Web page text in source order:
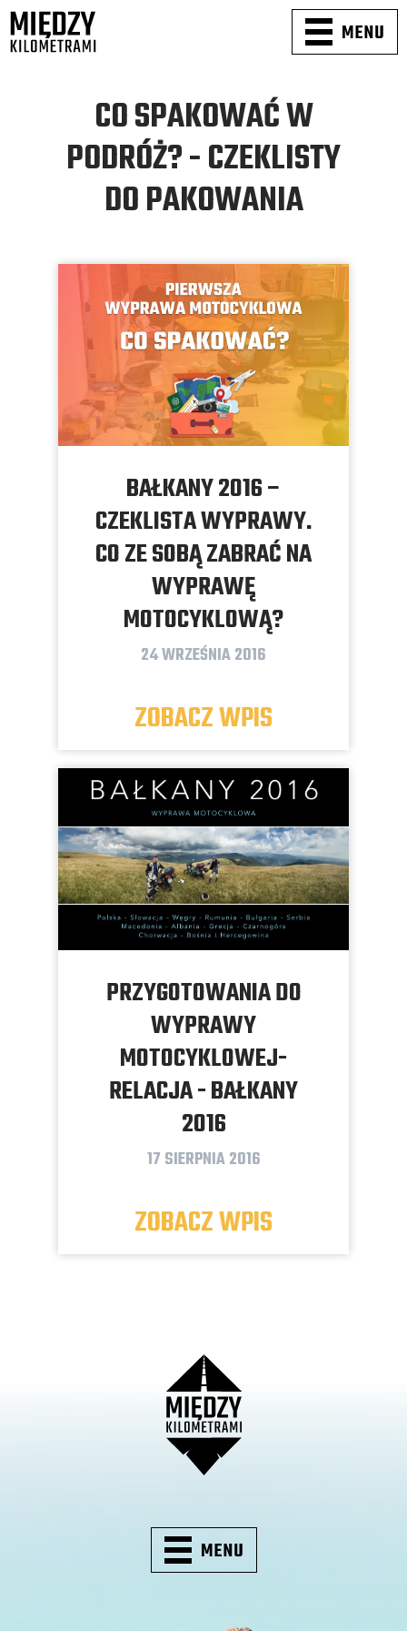
BAŁKANY 2016 –
CZEKLISTA WYPRAWY.
CO ZE SOBĄ ZABRAĆ NA
WYPRAWĘ
MOTOCYKLOWĄ?
24 WRZEŚNIA 2016
ZOBACZ WPIS
PRZYGOTOWANIA DO
WYPRAWY
MOTOCYKLOWEJ-
RELACJA - BAŁKANY
2016
17 SIERPNIA 2016
ZOBACZ WPIS
CO SPAKOWAĆ W
PODRÓŻ? - CZEKLISTY
DO PAKOWANIA